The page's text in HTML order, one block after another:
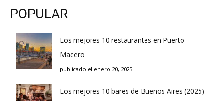
POPULAR
Los mejores 10 restaurantes en Puerto
Madero
publicado el enero 20, 2025
Los mejores 10 bares de Buenos Aires (2025)